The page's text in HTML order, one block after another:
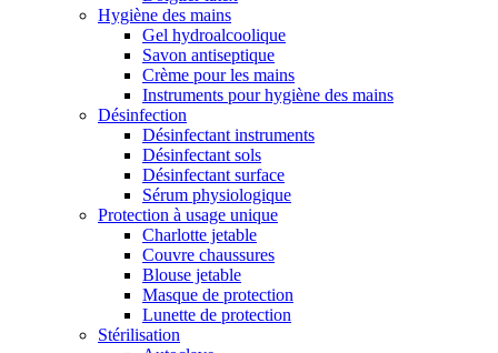
Hygiène des mains
Gel hydroalcoolique
Savon antiseptique
Crème pour les mains
Instruments pour hygiène des mains
Désinfection
Désinfectant instruments
Désinfectant sols
Désinfectant surface
Sérum physiologique
Protection à usage unique
Charlotte jetable
Couvre chaussures
Blouse jetable
Masque de protection
Lunette de protection
Stérilisation